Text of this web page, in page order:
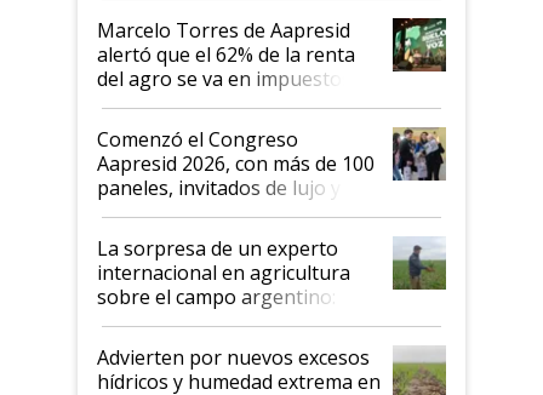
más motivados"
Marcelo Torres de Aapresid
alertó que el 62% de la renta
del agro se va en impuestos:
"No es bueno que en
Argentina se sigan discutiendo
las mismas cosas de hace 50
años"
Comenzó el Congreso
Aapresid 2026, con más de 100
paneles, invitados de lujo y
todas las tendencias
La sorpresa de un experto
internacional en agricultura
sobre el campo argentino:
"Estoy muy impresionado"
Advierten por nuevos excesos
hídricos y humedad extrema en